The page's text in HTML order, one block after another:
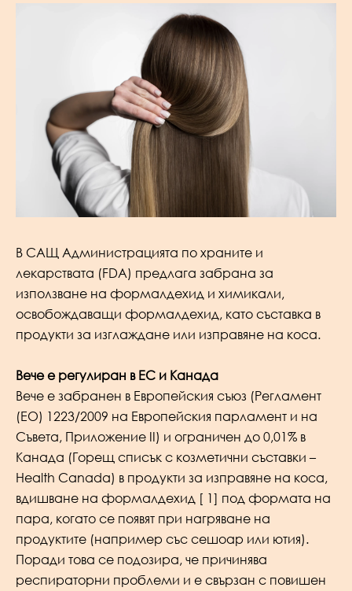
В САЩ Администрацията по храните и
лекарствата (FDA) предлага забрана за
използване на формалдехид и химикали,
освобождаващи формалдехид, като съставка в
продукти за изглаждане или изправяне на коса.
Вече е регулиран в ЕС и Канада
Вече е забранен в Европейския съюз (Регламент
(ЕО) 1223/2009 на Европейския парламент и на
Съвета, Приложение II) и ограничен до 0,01% в
Канада (Горещ списък с козметични съставки –
Health Canada) в продукти за изправяне на коса,
вдишване на формалдехид [ 1] под формата на
пара, когато се появят при нагряване на
продуктите (например със сешоар или ютия).
Поради това се подозира, че причинява
респираторни проблеми и е свързан с повишен